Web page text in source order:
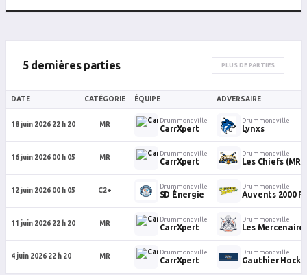
5 dernières parties PLUS DE PARTIES
DATE CATÉGORIE ÉQUIPE ADVERSAIRE
18 juin 2026 22 h 20 MR
Drummondville
CarrXpert
Drummondville
Lynxs
16 juin 2026 00 h 05 MR
Drummondville
CarrXpert
Drummondville
Les Chiefs (MR)
12 juin 2026 00 h 05 C2+
Drummondville
SD Énergie
Drummondville
Auvents 2000
11 juin 2026 22 h 20 MR
Drummondville
CarrXpert
Drummondville
Les
4 juin 2026 22 h 20 MR
Drummondville
CarrXpert
Drummondville
Gauthier